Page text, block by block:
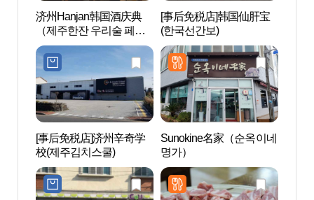
济州Hanjan韩国酒庆典
（제주한잔 우리술 페스
티벌）
[事后免税店]韩国仙肝宝
(한국선간보)
[事后免税店]济州辛奇学
校(제주김치스쿨)
Sunokine名家（순옥이네
명가）